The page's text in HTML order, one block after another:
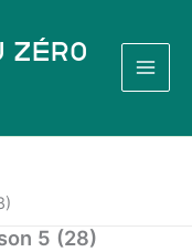
Zéro
5 (28)